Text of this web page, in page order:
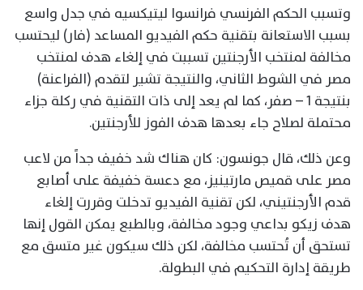
وتسبب الحكم الفرنسي فرانسوا ليتيكسيه في جدل واسع
بسبب الاستعانة بتقنية حكم الفيديو المساعد (فار) ليحتسب
مخالفة لمنتخب الأرجنتين تسببت في إلغاء هدف لمنتخب
مصر في الشوط الثاني، والنتيجة تشير لتقدم (الفراعنة)
بنتيجة 1 – صفر، كما لم يعد إلى ذات التقنية في ركلة جزاء
محتملة لصلاح جاء بعدها هدف الفوز للأرجنتين.
وعن ذلك، قال جونسون: كان هناك شد خفيف جداً من لاعب
مصر على قميص مارتينيز، مع دعسة خفيفة على أصابع
قدم الأرجنتيني، لكن تقنية الفيديو تدخلت وقررت إلغاء
هدف زيكو بداعي وجود مخالفة، وبالطبع يمكن القول إنها
تستحق أن تُحتسب مخالفة، لكن ذلك سيكون غير متسق مع
طريقة إدارة التحكيم في البطولة.